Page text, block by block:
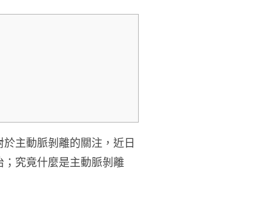
於主動脈剝離的關注，近日
究竟什麼是主動脈剝離